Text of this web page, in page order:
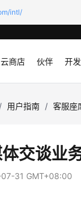
intl/
云商店 伙伴 开
/ 用户指南 / 客服座
交谈业
31 GMT+08:00